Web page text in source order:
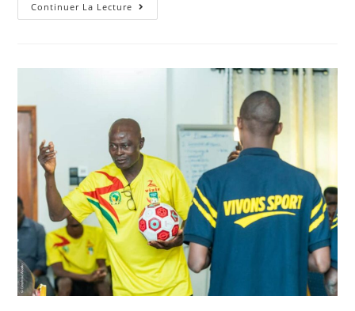
Continuer La Lecture